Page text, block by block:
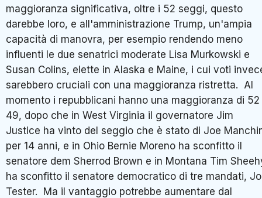
maggioranza significativa, oltre i 52 seggi, questo
darebbe loro, e all'amministrazione Trump, un'ampia
capacità di manovra, per esempio rendendo meno
influenti le due senatrici moderate Lisa Murkowski e
Susan Colins, elette in Alaska e Maine, i cui voti
sarebbero cruciali con una maggioranza ristretta. Al
momento i repubblicani hanno una maggioranza di 52
49, dopo che in West Virginia il governatore Jim
Justice ha vinto del seggio che è stato di Joe
per 14 anni, e in Ohio Bernie Moreno ha sconfitto il
senatore dem Sherrod Brown e in Montana Tim
ha sconfitto il senatore democratico di tre mandati,
Tester. Ma il vantaggio potrebbe aumentare dal